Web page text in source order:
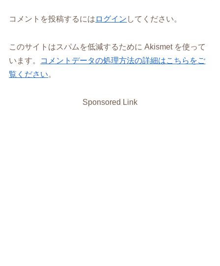
コメントを投稿するには ログイン してください。
このサイトはスパムを低減するために Akismet を使って
います。
コメントデータの処理方法の詳細はこちらをご
覧ください。
Sponsored Link